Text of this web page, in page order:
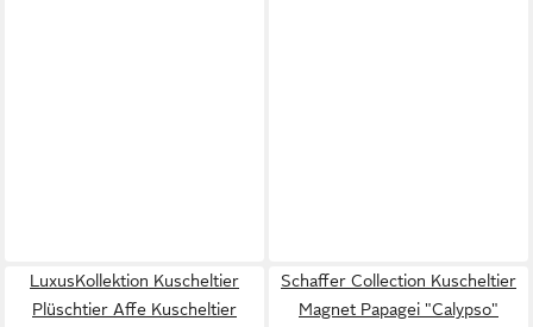
LuxusKollektion Kuscheltier
Plüschtier Affe Kuscheltier
Schaffer Collection Kuscheltier
Magnet Papagei "Calypso"